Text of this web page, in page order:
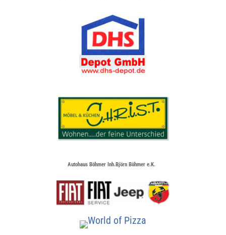
Autohaus Böhmer Inh.Björn Böhmer e.K.